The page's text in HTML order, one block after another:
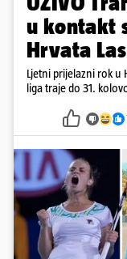
u kontakt
Hrvata
Ljetni prijelazni rok u
liga traje do 31.